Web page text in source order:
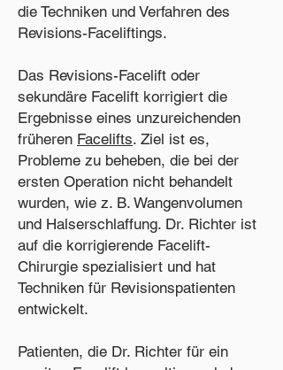
die Techniken und Verfahren des
Revisions-Faceliftings.
Das Revisions-Facelift oder
sekundäre Facelift korrigiert die
Ergebnisse eines unzureichenden
früheren Facelifts. Ziel ist es,
Probleme zu beheben, die bei der
ersten Operation nicht behandelt
wurden, wie z. B. Wangenvolumen
und Halserschlaffung. Dr. Richter ist
auf die korrigierende Facelift-
Chirurgie spezialisiert und hat
Techniken für Revisionspatienten
entwickelt.
Patienten, die Dr. Richter für ein